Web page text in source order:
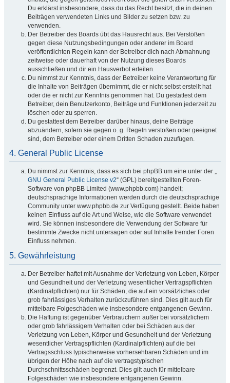
Du erklärst insbesondere, dass du das Recht besitzt, die in deinen
Beiträgen verwendeten Links und Bilder zu setzen bzw. zu
verwenden.
Der Betreiber des Boards übt das Hausrecht aus. Bei Verstößen
gegen diese Nutzungsbedingungen oder anderer im Board
veröffentlichten Regeln kann der Betreiber dich nach Abmahnung
zeitweise oder dauerhaft von der Nutzung dieses Boards
ausschließen und dir ein Hausverbot erteilen.
Du nimmst zur Kenntnis, dass der Betreiber keine Verantwortung für
die Inhalte von Beiträgen übernimmt, die er nicht selbst erstellt hat
oder die er nicht zur Kenntnis genommen hat. Du gestattest dem
Betreiber, dein Benutzerkonto, Beiträge und Funktionen jederzeit zu
löschen oder zu sperren.
Du gestattest dem Betreiber darüber hinaus, deine Beiträge
abzuändern, sofern sie gegen o. g. Regeln verstoßen oder geeignet
sind, dem Betreiber oder einem Dritten Schaden zuzufügen.
4. General Public License
Du nimmst zur Kenntnis, dass es sich bei phpBB um eine unter der „
GNU General Public License v2“ (GPL) bereitgestellten Foren-
Software von phpBB Limited (www.phpbb.com) handelt;
deutschsprachige Informationen werden durch die deutschsprachige
Community unter www.phpbb.de zur Verfügung gestellt. Beide haben
keinen Einfluss auf die Art und Weise, wie die Software verwendet
wird. Sie können insbesondere die Verwendung der Software für
bestimmte Zwecke nicht untersagen oder auf Inhalte fremder Foren
Einfluss nehmen.
5. Gewährleistung
Der Betreiber haftet mit Ausnahme der Verletzung von Leben, Körper
und Gesundheit und der Verletzung wesentlicher Vertragspflichten
(Kardinalpflichten) nur für Schäden, die auf ein vorsätzliches oder
grob fahrlässiges Verhalten zurückzuführen sind. Dies gilt auch für
mittelbare Folgeschäden wie insbesondere entgangenen Gewinn.
Die Haftung ist gegenüber Verbrauchern außer bei vorsätzlichem
oder grob fahrlässigem Verhalten oder bei Schäden aus der
Verletzung von Leben, Körper und Gesundheit und der Verletzung
wesentlicher Vertragspflichten (Kardinalpflichten) auf die bei
Vertragsschluss typischerweise vorhersehbaren Schäden und im
übrigen der Höhe nach auf die vertragstypischen
Durchschnittsschäden begrenzt. Dies gilt auch für mittelbare
Folgeschäden wie insbesondere entgangenen Gewinn.